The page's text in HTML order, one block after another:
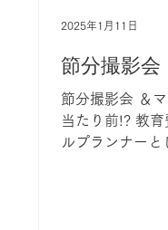
節分撮影
節分撮影会 ＆
当たり前!? 教
ルプランナー
2025年1月11日